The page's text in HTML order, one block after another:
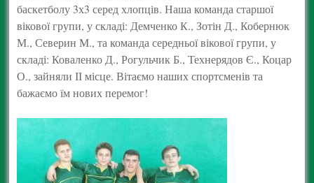
баскетболу 3х3 серед хлопців. Наша команда старшої
вікової групи, у складі: Демченко К., Зотін Д., Кобернюк
М., Северин М., та команда середньої вікової групи, у
складі: Коваленко Д., Рогульчик Б., Технерядов Є., Коцар
О., зайняли ІІ місце. Вітаємо наших спортсменів та
бажаємо їм нових перемог!